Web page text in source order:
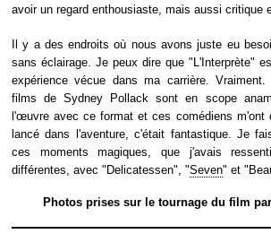
avoir un regard enthousiaste, mais aussi critique
Il y a des endroits où nous avons juste eu
sans éclairage. Je peux dire que "L'Interprète"
expérience vécue dans ma carrière.
films de Sydney Pollack sont en scope
l'œuvre avec ce format et ces comédiens m'ont
lancé dans l'aventure, c'était fantastique. Je
ces moments magiques, que j'avais
différentes, avec "Delicatessen", "Seven" et
Photos prises sur le tournage du film